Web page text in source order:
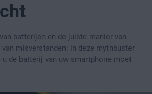
batterijen en de juiste manier van
misverstanden: in deze mythbuster
de batterij van uw smartphone moet